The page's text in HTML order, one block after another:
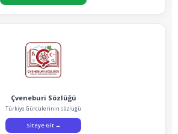
Çveneburi Sözlüğü
Türkiye Gürcülerinin sözlüğü
Siteye Git →